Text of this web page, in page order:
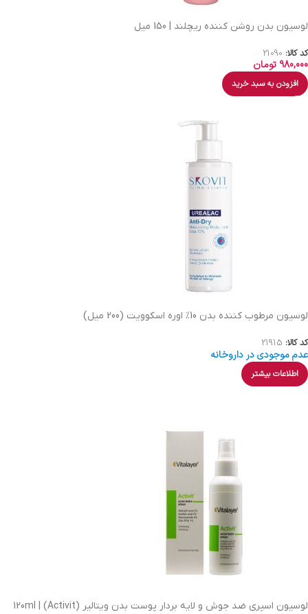
لوسیون بدن روشن کننده ریچلند | 150 میل
کد کالا: 21090
980,000 تومان
افزودن به سبد خرید
لوسیون مرطوب كننده بدن 10% اوره اسکوویت (200 میل)
کد کالا: 21915
عدم موجودی در داروخانه
اطلاعات بیشتر
لوسیون اسپری ضد جوش و لایه بردار پوست بدن ویتالیر (Activit) | 120ml